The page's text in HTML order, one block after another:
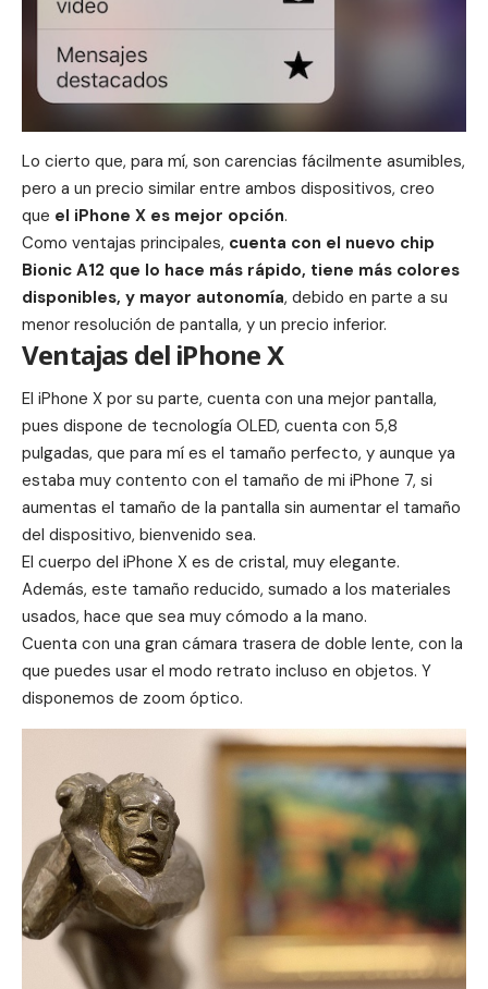
Lo cierto que, para mí, son carencias fácilmente asumibles,
pero a un precio similar entre ambos dispositivos, creo
que el iPhone X es mejor opción.
Como ventajas principales, cuenta con el nuevo chip
Bionic A12 que lo hace más rápido, tiene más colores
disponibles, y mayor autonomía, debido en parte a su
menor resolución de pantalla, y un precio inferior.
Ventajas del iPhone X
El iPhone X por su parte, cuenta con una mejor pantalla,
pues dispone de tecnología OLED, cuenta con 5,8
pulgadas, que para mí es el tamaño perfecto, y aunque ya
estaba muy contento con el tamaño de mi iPhone 7, si
aumentas el tamaño de la pantalla sin aumentar el tamaño
del dispositivo, bienvenido sea.
El cuerpo del iPhone X es de cristal, muy elegante.
Además, este tamaño reducido, sumado a los materiales
usados, hace que sea muy cómodo a la mano.
Cuenta con una gran cámara trasera de doble lente, con la
que puedes usar el modo retrato incluso en objetos. Y
disponemos de zoom óptico.